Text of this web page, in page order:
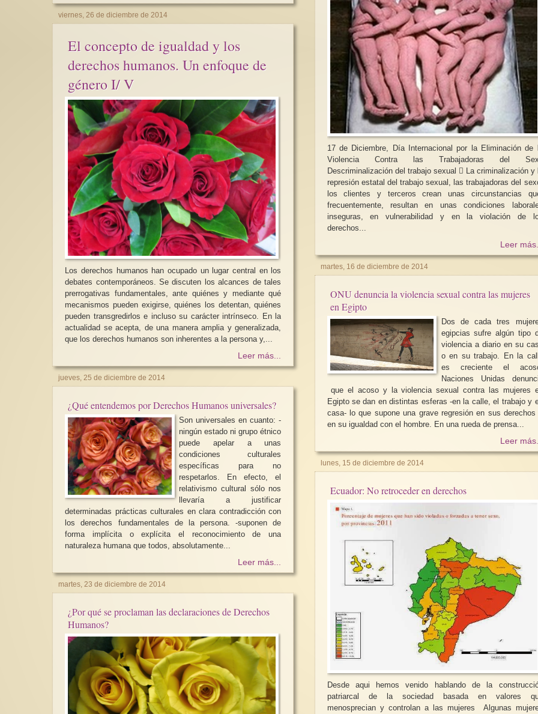
viernes, 26 de diciembre de 2014
El concepto de igualdad y los
derechos humanos. Un enfoque de
género I/ V
Los derechos humanos han ocupado un lugar central en los
debates contemporáneos. Se discuten los alcances de tales
prerrogativas fundamentales, ante quiénes y mediante qué
mecanismos pueden exigirse, quiénes los detentan, quiénes
pueden transgredirlos e incluso su carácter intrínseco. En la
actualidad se acepta, de una manera amplia y generalizada,
que los derechos humanos son inherentes a la persona y,...
Leer más...
jueves, 25 de diciembre de 2014
¿Qué entendemos por Derechos Humanos universales?
Son universales en cuanto: -
ningún estado ni grupo étnico
puede apelar a unas
condiciones culturales
específicas para no
respetarlos. En efecto, el
relativismo cultural sólo nos
llevaría a justificar
determinadas prácticas culturales en clara contradicción con
los derechos fundamentales de la persona. -suponen de
forma implícita o explícita el reconocimiento de una
naturaleza humana que todos, absolutamente...
Leer más...
martes, 23 de diciembre de 2014
¿Por qué se proclaman las declaraciones de Derechos
Humanos?
17 de Diciembre, Día Internacional por la Eliminación de
Violencia Contra las Trabajadoras del
Descriminalización del trabajo sexual  La criminalización y la
represión estatal del trabajo sexual, las trabajadoras del
los clientes y terceros crean unas circunstancias
frecuentemente, resultan en unas condiciones
inseguras, en vulnerabilidad y en la violación de
derechos...
Leer
martes, 16 de diciembre de 2014
ONU denuncia la violencia sexual contra las mujeres
en Egipto
Dos de cada tres
egipcias sufre algún tipo
violencia a diario en su
o en su trabajo. En la
es creciente el
Naciones Unidas
que el acoso y la violencia sexual contra las mujeres
Egipto se dan en distintas esferas -en la calle, el trabajo y
casa- lo que supone una grave regresión en sus
en su igualdad con el hombre. En una rueda de prensa...
Leer
lunes, 15 de diciembre de 2014
Ecuador: No retroceder en derechos
Desde aqui hemos venido hablando de la
patriarcal de la sociedad basada en valores
menosprecian y controlan a las mujeres Algunas mujeres